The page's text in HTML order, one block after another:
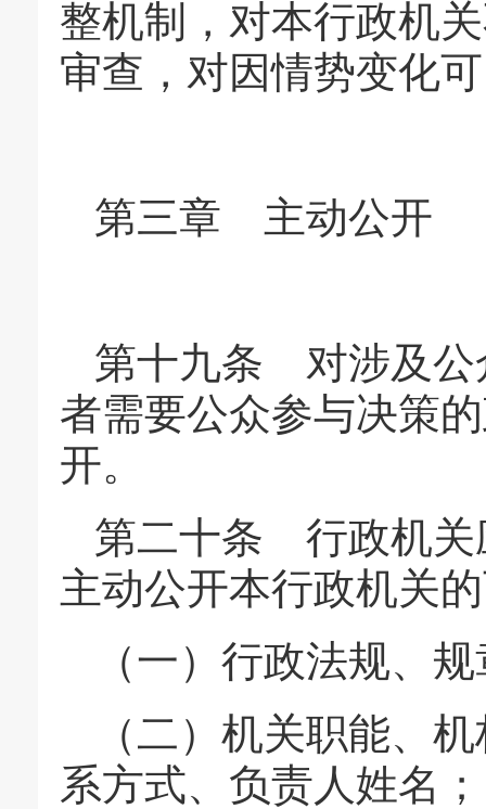
整机制，对本行政机
审查，对因情势变化
第三章 主动公开
第十九条 对涉及公
者需要公众参与决策
开。
第二十条 行政机关
主动公开本行政机关
（一）行政法规、
（二）机关职能、
系方式、负责人姓名；